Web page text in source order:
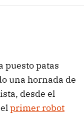
puesto patas
una hornada de
desde el
primer robot